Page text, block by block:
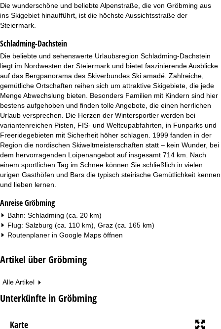
e
Die wunderschöne und beliebte Alpenstraße, die von Gröbming aus
ins Skigebiet hinaufführt, ist die höchste Aussichtsstraße der
Steiermark.
Schladming-Dachstein
Die beliebte und sehenswerte Urlaubsregion Schladming-Dachstein
liegt im Nordwesten der Steiermark und bietet faszinierende Ausblicke
auf das Bergpanorama des Skiverbundes Ski amadé. Zahlreiche,
gemütliche Ortschaften reihen sich um attraktive Skigebiete, die jede
Menge Abwechslung bieten. Besonders Familien mit Kindern sind hier
bestens aufgehoben und finden tolle Angebote, die einen herrlichen
Urlaub versprechen. Die Herzen der Wintersportler werden bei
variantenreichen Pisten, FIS- und Weltcupabfahrten, in Funparks und
Freeridegebieten mit Sicherheit höher schlagen. 1999 fanden in der
Region die nordischen Skiweltmeisterschaften statt – kein Wunder, bei
dem hervorragenden Loipenangebot auf insgesamt 714 km. Nach
einem sportlichen Tag im Schnee können Sie schließlich in vielen
urigen Gasthöfen und Bars die typisch steirische Gemütlichkeit kennen
und lieben lernen.
Anreise Gröbming
Bahn: Schladming (ca. 20 km)
Flug: Salzburg (ca. 110 km), Graz (ca. 165 km)
Routenplaner in Google Maps öffnen
Artikel über Gröbming
Alle Artikel
Unterkünfte in Gröbming
Karte